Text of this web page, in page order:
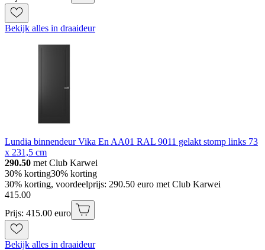
Bekijk alles in draaideur
Lundia binnendeur Vika En AA01 RAL 9011 gelakt stomp links 73
x 231,5 cm
290.50 met Club Karwei
30% korting30% korting
30% korting, voordeelprijs: 290.50 euro met Club Karwei
415.00
Prijs: 415.00 euro
Bekijk alles in draaideur